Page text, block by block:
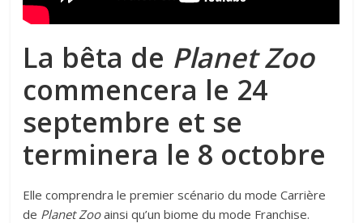
La bêta de Planet Zoo
commencera le 24
septembre et se
terminera le 8 octobre
Elle comprendra le premier scénario du mode Carrière
de Planet Zooainsi qu’un biome du mode Franchise.